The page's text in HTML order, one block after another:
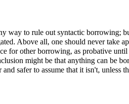
way to rule out syntactic borrowing;
Above all, one should never take
for other borrowing, as probative
might be that anything can be
safer to assume that it isn't, unless